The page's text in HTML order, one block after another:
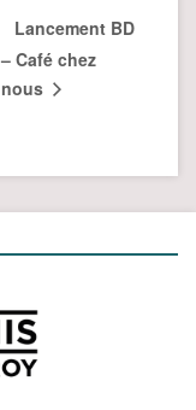
Lancement BD
– Café chez
nous